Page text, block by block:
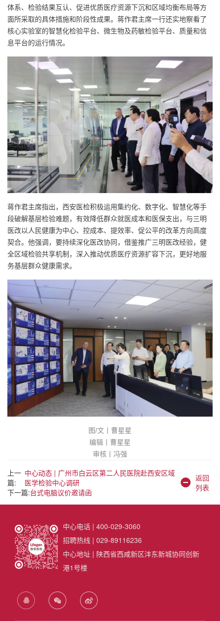
体系、检验结果互认、促进优质医疗资源下沉和区域均衡布局等方
面所采取的具体措施和阶段性成果。蒋作君主席一行还实地察看了
核心实验室的智慧化检验平台、微生物及药敏检验平台、质量和信
息平台的运行情况。
蒋作君主席指出，西安医检积极运用集约化、数字化、智慧化等手
段破解基层检验难题，有效降低群众就医成本和医保支出，与三明
医改以人民健康为中心、控成本、提效率、促公平的改革方向高度
契合。他强调，要持续深化医改协同，借鉴推广三明医改经验，健
全区域检验共享机制，深入推动优质医疗资源扩容下沉，更好地服
务基层群众健康需求。
图/文丨曹星星
编辑丨曹星星
审核丨冯强
上一
篇:
中心动态 | 广州市白云区第二人民医院赴西安区域
医学检验中心调研
下一篇:台式电脑议价邀请函
返回
列表
中心电话 | 400-029-3060
招聘热线 | 029-89116236
中心地址 | 陕西省西咸新区沣东新城协同创新
港1号楼